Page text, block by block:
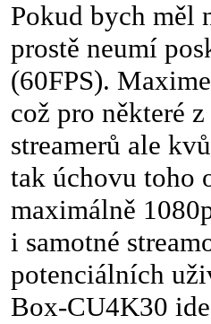
Pokud bych měl
prostě neumí
(60FPS).
což pro některé
streamerů ale
tak úchovu toho
maximálně
i samotné
potenciálních
Box-CU4K30